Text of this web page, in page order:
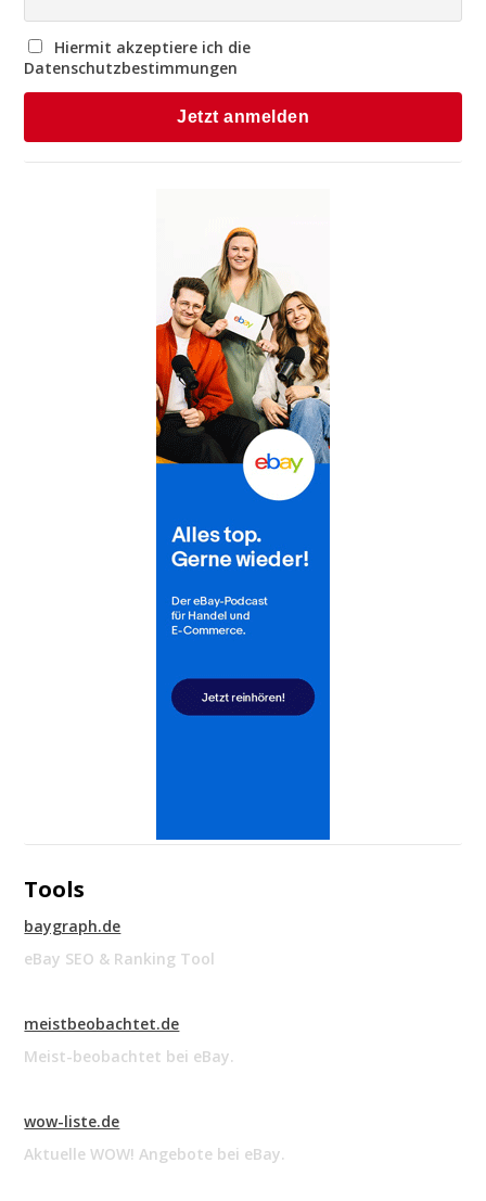
Hiermit akzeptiere ich die
Datenschutzbestimmungen
Tools
baygraph.de
eBay SEO & Ranking Tool
meistbeobachtet.de
Meist-beobachtet bei eBay.
wow-liste.de
Aktuelle WOW! Angebote bei eBay.